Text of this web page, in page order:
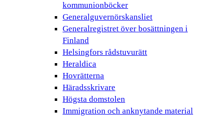
kommunionböcker
Generalguvernörskansliet
Generalregistret över bosättningen i
Finland
Helsingfors rådstuvurätt
Heraldica
Hovrätterna
Häradsskrivare
Högsta domstolen
Immigration och anknytande material